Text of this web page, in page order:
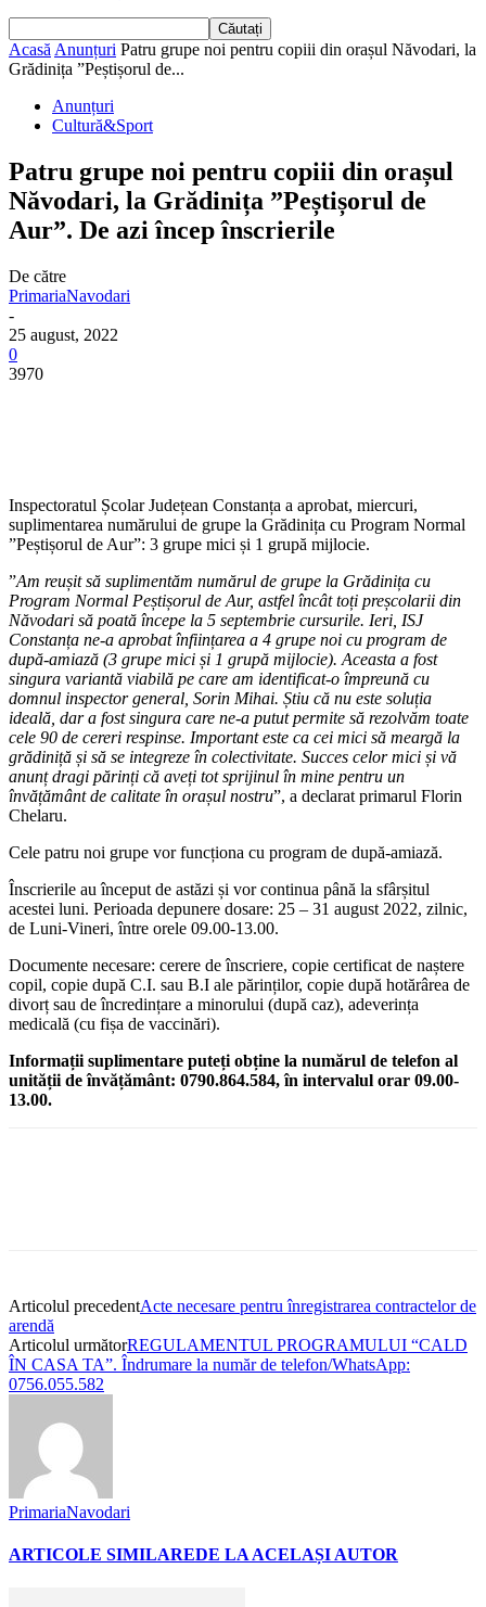
Acasă Anunțuri Patru grupe noi pentru copiii din orașul Năvodari, la
Grădinița ”Peștișorul de...
Anunțuri
Cultură&Sport
Patru grupe noi pentru copiii din orașul
Năvodari, la Grădinița ”Peștișorul de
Aur”. De azi încep înscrierile
De către
PrimariaNavodari
-
25 august, 2022
0
3970
Inspectoratul Școlar Județean Constanța a aprobat, miercuri,
suplimentarea numărului de grupe la Grădinița cu Program Normal
”Peștișorul de Aur”: 3 grupe mici și 1 grupă mijlocie.
”Am reușit să suplimentăm numărul de grupe la Grădinița cu
Program Normal Peștișorul de Aur, astfel încât toți preșcolarii din
Năvodari să poată începe la 5 septembrie cursurile. Ieri, ISJ
Constanța ne-a aprobat înființarea a 4 grupe noi cu program de
după-amiază (3 grupe mici și 1 grupă mijlocie). Aceasta a fost
singura variantă viabilă pe care am identificat-o împreună cu
domnul inspector general, Sorin Mihai. Știu că nu este soluția
ideală, dar a fost singura care ne-a putut permite să rezolvăm toate
cele 90 de cereri respinse. Important este ca cei mici să meargă la
grădiniță și să se integreze în colectivitate. Succes celor mici și vă
anunț dragi părinți că aveți tot sprijinul în mine pentru un
învățământ de calitate în orașul nostru”, a declarat primarul Florin
Chelaru.
Cele patru noi grupe vor funcționa cu program de după-amiază.
Înscrierile au început de astăzi și vor continua până la sfârșitul
acestei luni. Perioada depunere dosare: 25 – 31 august 2022, zilnic,
de Luni-Vineri, între orele 09.00-13.00.
Documente necesare: cerere de înscriere, copie certificat de naștere
copil, copie după C.I. sau B.I ale părinților, copie după hotărârea de
divorț sau de încredințare a minorului (după caz), adeverința
medicală (cu fișa de vaccinări).
Informații suplimentare puteți obține la numărul de telefon al
unității de învățământ: 0790.864.584, în intervalul orar 09.00-
13.00.
Articolul precedentActe necesare pentru înregistrarea contractelor de
arendă
Articolul următorREGULAMENTUL PROGRAMULUI “CALD
ÎN CASA TA”. Îndrumare la număr de telefon/WhatsApp:
0756.055.582
PrimariaNavodari
ARTICOLE SIMILAREDE LA ACELAȘI AUTOR